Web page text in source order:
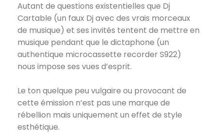
Autant de questions existentielles que Dj
Cartable (un faux Dj avec des vrais morceaux
de musique) et ses invités tentent de mettre en
musique pendant que le dictaphone (un
authentique microcassette recorder S922)
nous impose ses vues d’esprit.
Le ton quelque peu vulgaire ou provocant de
cette émission n’est pas une marque de
rébellion mais uniquement un effet de style
esthétique.